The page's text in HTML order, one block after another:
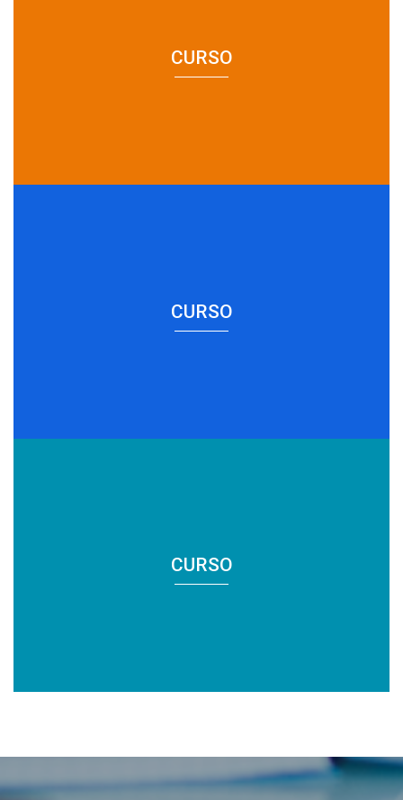
CURSO
CURSO
CURSO